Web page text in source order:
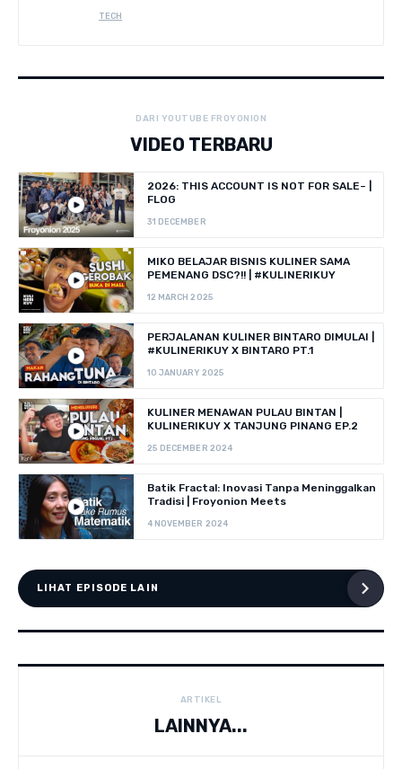
TECH
DARI YOUTUBE FROYONION
VIDEO TERBARU
2026: THIS ACCOUNT IS NOT FOR SALE~ |
FLOG
31 DECEMBER
MIKO BELAJAR BISNIS KULINER SAMA
PEMENANG DSC?!! | #KULINERIKUY
12 MARCH 2025
PERJALANAN KULINER BINTARO DIMULAI |
#KULINERIKUY X BINTARO PT.1
10 JANUARY 2025
KULINER MENAWAN PULAU BINTAN |
KULINERIKUY X TANJUNG PINANG EP.2
25 DECEMBER 2024
Batik Fractal: Inovasi Tanpa Meninggalkan
Tradisi | Froyonion Meets
4 NOVEMBER 2024
LIHAT EPISODE LAIN
ARTIKEL
LAINNYA...